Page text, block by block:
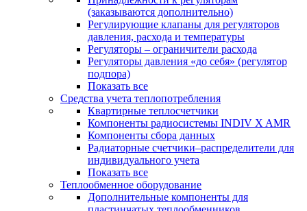
(заказываются дополнительно)
Регулирующие клапаны для регуляторов
давления, расхода и температуры
Регуляторы – ограничители расхода
Регуляторы давления «до себя» (регулятор
подпора)
Показать все
Средства учета теплопотребления
Квартирные теплосчетчики
Компоненты радиосистемы INDIV X AMR
Компоненты сбора данных
Радиаторные счетчики–распределители для
индивидуального учета
Показать все
Теплообменное оборудование
Дополнительные компоненты для